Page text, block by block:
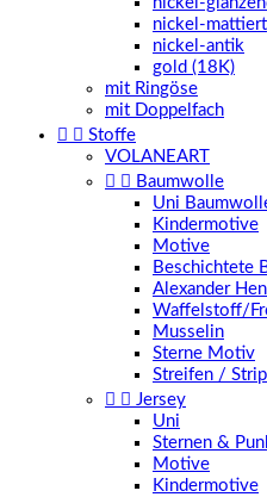
nickel-mattiert
nickel-antik
gold (18K)
mit Ringöse
mit Doppelfach
  Stoffe
VOLANEART
  Baumwolle
Uni
Kindermotive
Motive
Beschichtete
Alexander
Waffelstoff/
Musselin
Sterne Motiv
Streifen /
  Jersey
Uni
Sternen &
Motive
Kindermotive